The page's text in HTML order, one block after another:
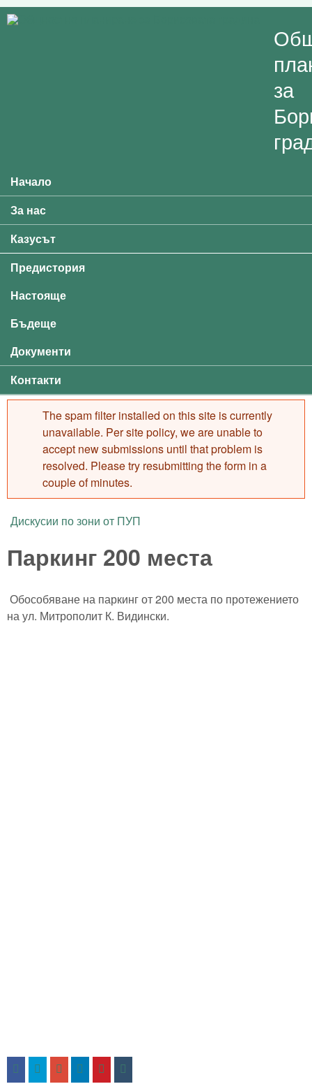
за
Main menu
Начало
За нас
Казусът
Предистория
Настояще
Бъдеще
Документи
Контакти
Error message
The spam filter installed on this site is currently
unavailable. Per site policy, we are unable to
accept new submissions until that problem is
resolved. Please try resubmitting the form in a
couple of minutes.
You are here
Дискусии по зони от ПУП
Паркинг 200 места
Обособяване на паркинг от 200 места по протежението
на ул. Митрополит К. Видински.